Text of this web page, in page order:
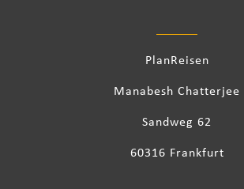
PlanReisen
Manabesh Chatterjee
Sandweg 62
60316 Frankfurt